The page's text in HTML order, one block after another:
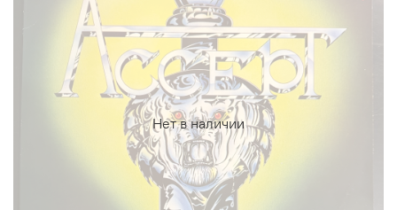
Нет в наличии